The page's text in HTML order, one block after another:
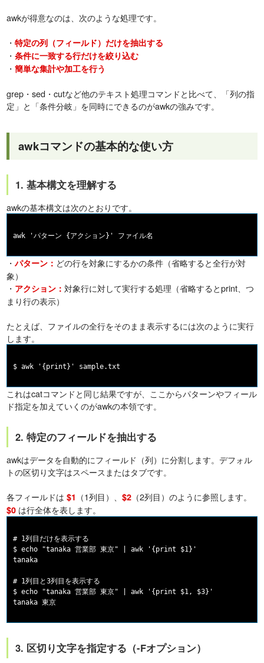
awkが得意なのは、次のような処理です。
・特定の列（フィールド）だけを抽出する
・条件に一致する行だけを絞り込む
・簡単な集計や加工を行う
grep・sed・cutなど他のテキスト処理コマンドと比べて、「列の指
定」と「条件分岐」を同時にできるのがawkの強みです。
awkコマンドの基本的な使い方
1. 基本構文を理解する
awkの基本構文は次のとおりです。
・パターン： どの行を対象にするかの条件（省略すると全行が対
象）
・ アクション：対象行に対して実行する処理（省略するとprint、つ
まり行の表示）
たとえば、ファイルの全行をそのまま表示するには次のように実行
します。
これはcatコマンドと同じ結果ですが、ここからパターンやフィール
ド指定を加えていくのがawkの本領です。
2. 特定のフィールドを抽出する
awkはデータを自動的にフィールド（列）に分割します。デフォル
トの区切り文字はスペースまたはタブです。
各フィールドは$1 （1列目）、$2 （2列目）のように参照します。
$0 は行全体を表します。
# 1列目だけを表示する
$ echo "tanaka 営業部 東京" | awk '{print $1}'
tanaka
# 1列目と3列目を表示する
$ echo "tanaka 営業部 東京" | awk '{print $1, $3}'
3. 区切り文字を指定する（-Fオプション）